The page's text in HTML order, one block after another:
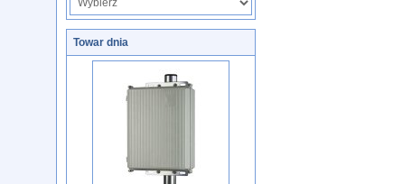
Towar dnia